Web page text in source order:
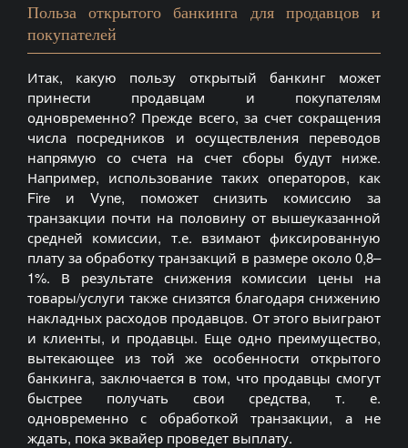
Польза открытого банкинга для продавцов и
покупателей
Итак, какую пользу открытый банкинг может
принести продавцам и покупателям
одновременно? Прежде всего, за счет сокращения
числа посредников и осуществления переводов
напрямую со счета на счет сборы будут ниже.
Например, использование таких операторов, как
Fire и Vyne, поможет снизить комиссию за
транзакции почти на половину от вышеуказанной
средней комиссии, т.е. взимают фиксированную
плату за обработку транзакций в размере около 0,8–
1%. В результате снижения комиссии цены на
товары/услуги также снизятся благодаря снижению
накладных расходов продавцов. От этого выиграют
и клиенты, и продавцы. Еще одно преимущество,
вытекающее из той же особенности открытого
банкинга, заключается в том, что продавцы смогут
быстрее получать свои средства, т. е.
одновременно с обработкой транзакции, а не
ждать, пока эквайер проведет выплату.